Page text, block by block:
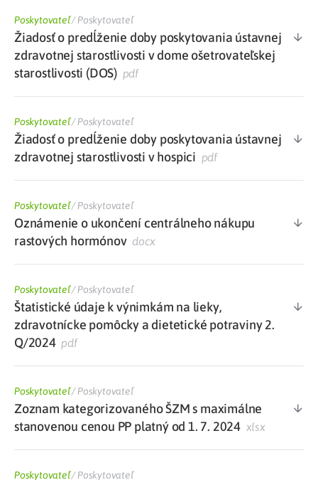
Poskytovateľ/Poskytovateľ
Žiadosť o predĺženie doby poskytovania ústavnej
zdravotnej starostlivosti v dome ošetrovateľskej
starostlivosti (DOS) pdf
Poskytovateľ/Poskytovateľ
Žiadosť o predĺženie doby poskytovania ústavnej
zdravotnej starostlivosti v hospici pdf
Poskytovateľ/Poskytovateľ
Oznámenie o ukončení centrálneho nákupu
rastových hormónovdocx
Poskytovateľ/Poskytovateľ
Štatistické údaje k výnimkám na lieky,
zdravotnícke pomôcky a dietetické potraviny 2.
Q/2024pdf
Poskytovateľ/Poskytovateľ
Zoznam kategorizovaného ŠZM s maximálne
stanovenou cenou PP platný od 1. 7. 2024 xlsx
Poskytovateľ/Poskytovateľ